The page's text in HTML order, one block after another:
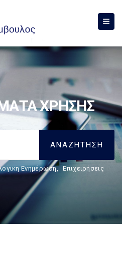
ΧΡΗΣΗΣ
Ενημέρωση, Επιχειρήσεις